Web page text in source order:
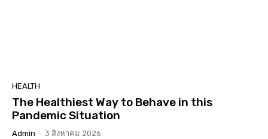
HEALTH
The Healthiest Way to Behave in this
Pandemic Situation
Admin - 3 สิงหาคม 2026